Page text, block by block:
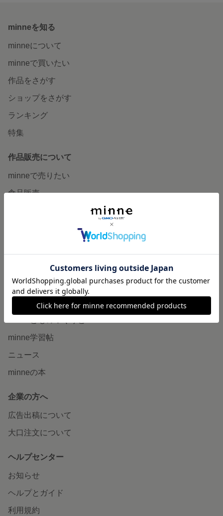
minneを知る
minneについて
minneで買いたい
作品をさがす
ショップをさがす
ランキング
特集
作品販売について
minneで売りたい
食品販売
販売支援企画・イベント
読みもの
minne学習帖
ニュース
minneの本
企業の方へ
広告出稿について
大口注文について
ヘルプセンター
お知らせ
ヘルプとガイド
利用規約